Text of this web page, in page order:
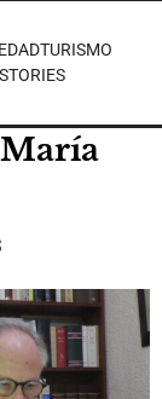
TURISMO
María